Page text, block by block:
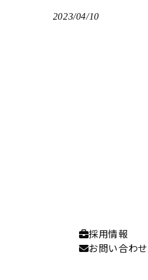
採用情報
お問い合わせ
2023/04/10